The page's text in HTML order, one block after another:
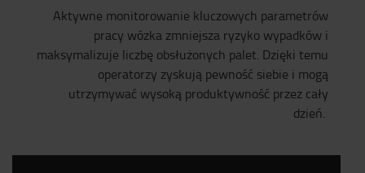
Aktywne monitorowanie kluczowych parametrów
pracy wózka zmniejsza ryzyko wypadków i
maksymalizuje liczbę obsłużonych palet. Dzięki temu
operatorzy zyskują pewność siebie i mogą
utrzymywać wysoką produktywność przez cały
dzień.